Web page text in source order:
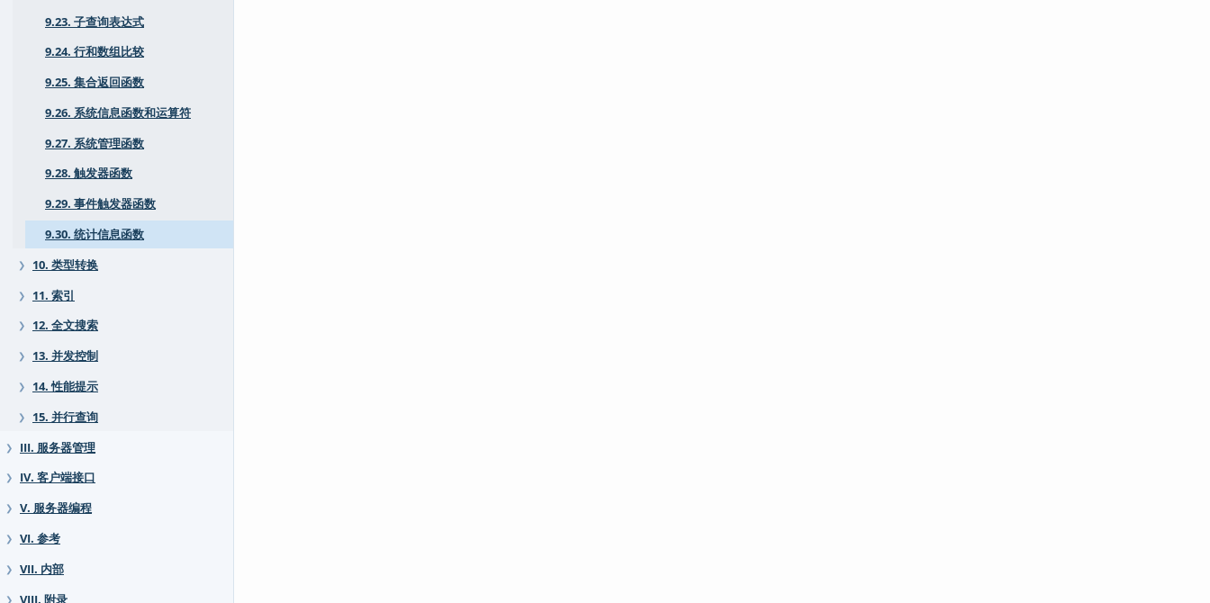
9.23. 子查询表达式
9.24. 行和数组比较
9.25. 集合返回函数
9.26. 系统信息函数和运算符
9.27. 系统管理函数
9.28. 触发器函数
9.29. 事件触发器函数
9.30. 统计信息函数
❯ 10. 类型转换
❯ 11. 索引
❯ 12. 全文搜索
❯ 13. 并发控制
❯ 14. 性能提示
❯ 15. 并行查询
❯ III. 服务器管理
❯ IV. 客户端接口
❯ V. 服务器编程
❯ VI. 参考
❯ VII. 内部
❯ VIII. 附录